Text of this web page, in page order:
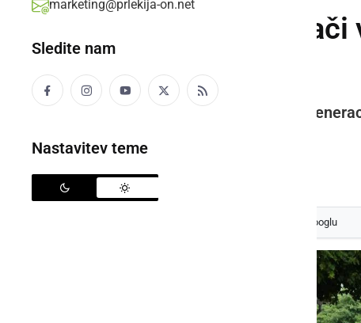
marketing@prlekija-on.net
Sledite nam
Nastavitev teme
Ljutomerski
dediščine
Gre za veliko priznanje za vse
kot svoj prednostni vir na Googlu